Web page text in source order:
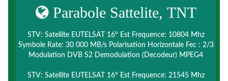
Parabole Sattelite, TNT
STV: Satellite EUTELSAT 16° Est Frequence: 10804 Mhz
Symbole Rate: 30 000 MB/s Polarisation Horizontale Fec : 2/3
Modulation DVB S2 Demodulation (Decodeur) MPEG4
STV: Satellite EUTELSAT 16° Est Frequence: 21545 Mhz